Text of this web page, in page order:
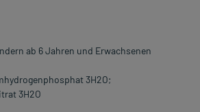
ab 6 Jahren und Erwachsenen
3H2O;
3H2O